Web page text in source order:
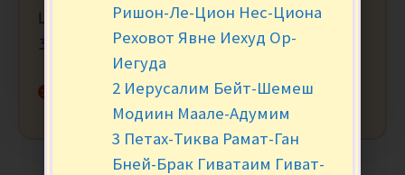
Цена за 100 гр. Минимальный заказ от
300 гр. (3)
Нет в наличии
Ришон-Ле-Цион Нес-Циона
Реховот Явне Иехуд Ор-
Иегуда
2 Иерусалим Бейт-Шемеш
Модиин Маале-Адумим
3 Петах-Тиква Рамат-Ган
Бней-Брак Гиватаим Гиват-